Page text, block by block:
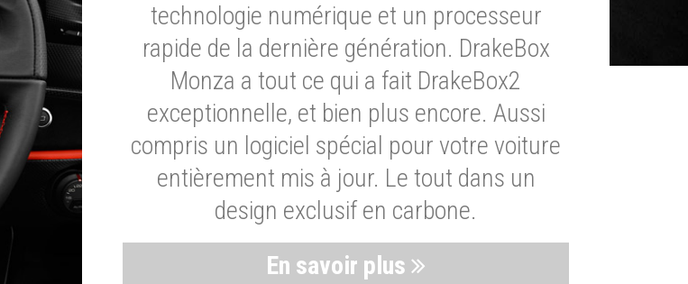
technologie numérique et un processeur
rapide de la dernière génération. DrakeBox
Monza a tout ce qui a fait DrakeBox2
exceptionnelle, et bien plus encore. Aussi
compris un logiciel spécial pour votre voiture
entièrement mis à jour. Le tout dans un
design exclusif en carbone.
En savoir plus